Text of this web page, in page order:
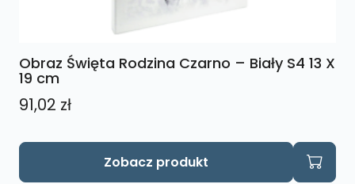
Obraz Święta Rodzina Czarno – Biały S4 13 X
19 cm
91,02 zł
Zobacz produkt